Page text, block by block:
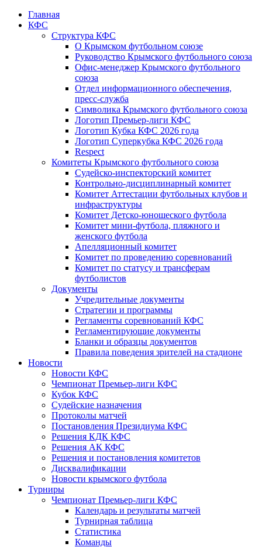
Главная
КФС
Структура КФС
О Крымском футбольном союзе
Руководство Крымского футбольного союза
Офис-менеджер Крымского футбольного
союза
Отдел информационного обеспечения,
пресс-служба
Символика Крымского футбольного союза
Логотип Премьер-лиги КФС
Логотип Кубка КФС 2026 года
Логотип Суперкубка КФС 2026 года
Respect
Комитеты Крымского футбольного союза
Судейско-инспекторский комитет
Контрольно-дисциплинарный комитет
Комитет Аттестации футбольных клубов и
инфраструктуры
Комитет Детско-юношеского футбола
Комитет мини-футбола, пляжного и
женского футбола
Апелляционный комитет
Комитет по проведению соревнований
Комитет по статусу и трансферам
футболистов
Документы
Учредительные документы
Стратегии и программы
Регламенты соревнований КФС
Регламентирующие документы
Бланки и образцы документов
Правила поведения зрителей на стадионе
Новости
Новости КФС
Чемпионат Премьер-лиги КФС
Кубок КФС
Судейские назначения
Протоколы матчей
Постановления Президиума КФС
Решения КДК КФС
Решения АК КФС
Решения и постановления комитетов
Дисквалификации
Новости крымского футбола
Турниры
Чемпионат Премьер-лиги КФС
Календарь и результаты матчей
Турнирная таблица
Статистика
Команды